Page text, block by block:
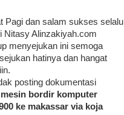
dan salam sukses selalu
Nitasy Alinzakiyah.com
menyejukan ini semoga
hatinya dan hangat
posting dokumentasi
bordir komputer
ke makassar via koja